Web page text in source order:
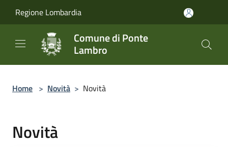
Regione Lombardia
Comune di Ponte
Lambro
Home > Novità > Novità
Novità